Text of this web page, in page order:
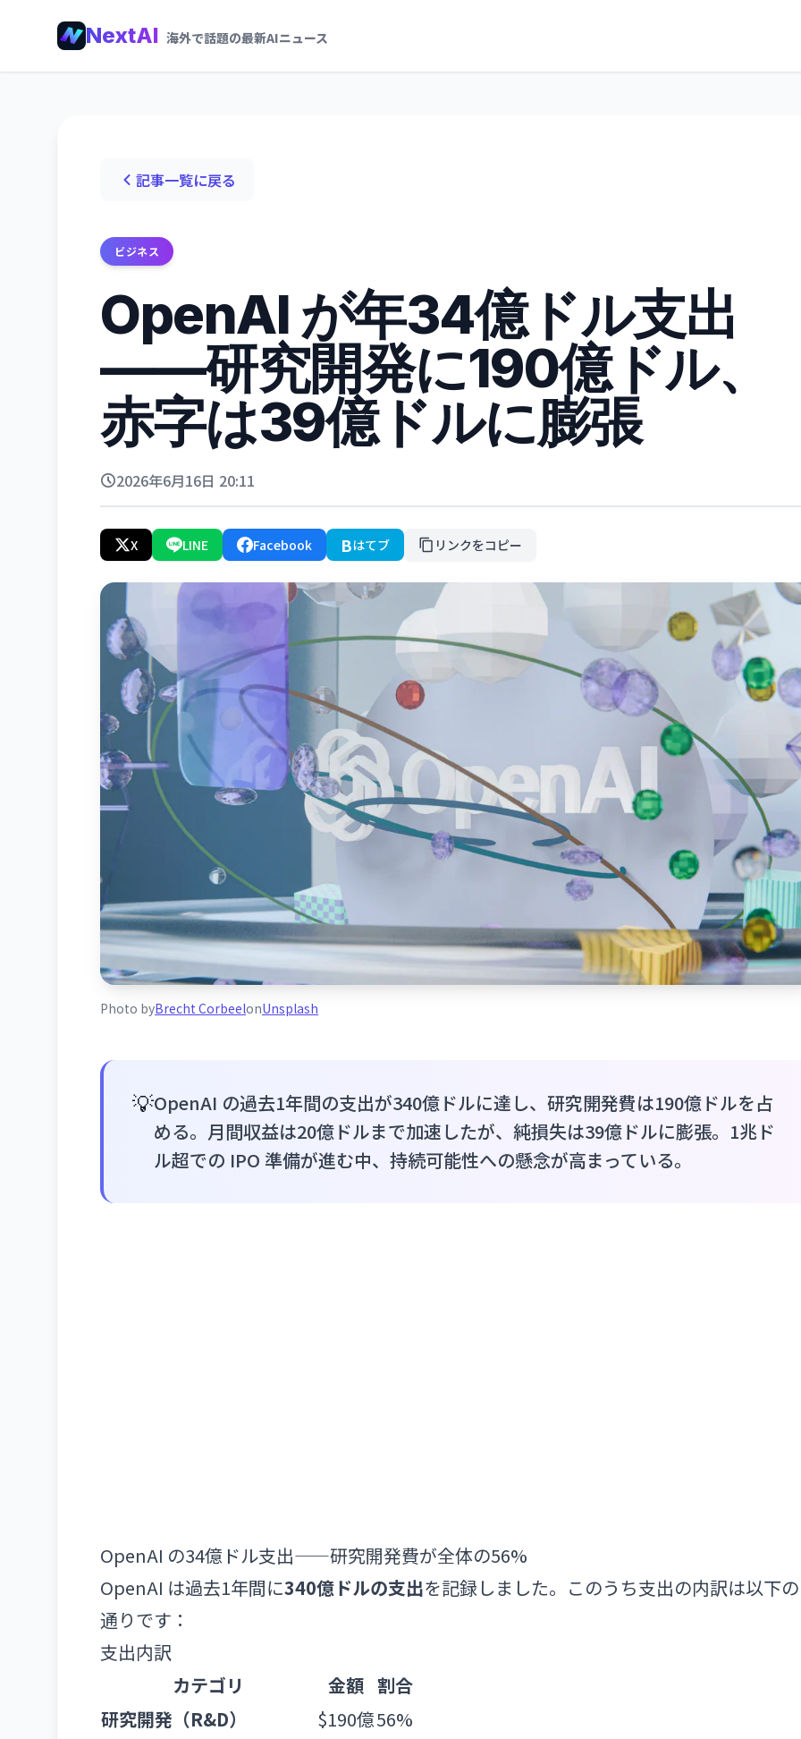
NextAI 海外で話題の最新AIニュース
記事一覧に戻る
ビジネス
OpenAI が年34億ドル支出
——研究開発に190億ドル、
赤字は39億ドルに膨張
2026年6月16日 20:11
X LINE Facebook Bはてブ リンクをコピー
Photo byBrecht CorbeelonUnsplash
💡OpenAI の過去1年間の支出が340億ドルに達し、研究開発費は190億ドルを占
める。月間収益は20億ドルまで加速したが、純損失は39億ドルに膨張。1兆ド
ル超での IPO 準備が進む中、持続可能性への懸念が高まっている。
OpenAI の34億ドル支出——研究開発費が全体の56%
OpenAI は過去1年間に340億ドルの支出を記録しました。このうち支出の内訳は以下の
通りです：
支出内訳
カテゴリ
金額 割合
研究開発（R&D）
$190億56%